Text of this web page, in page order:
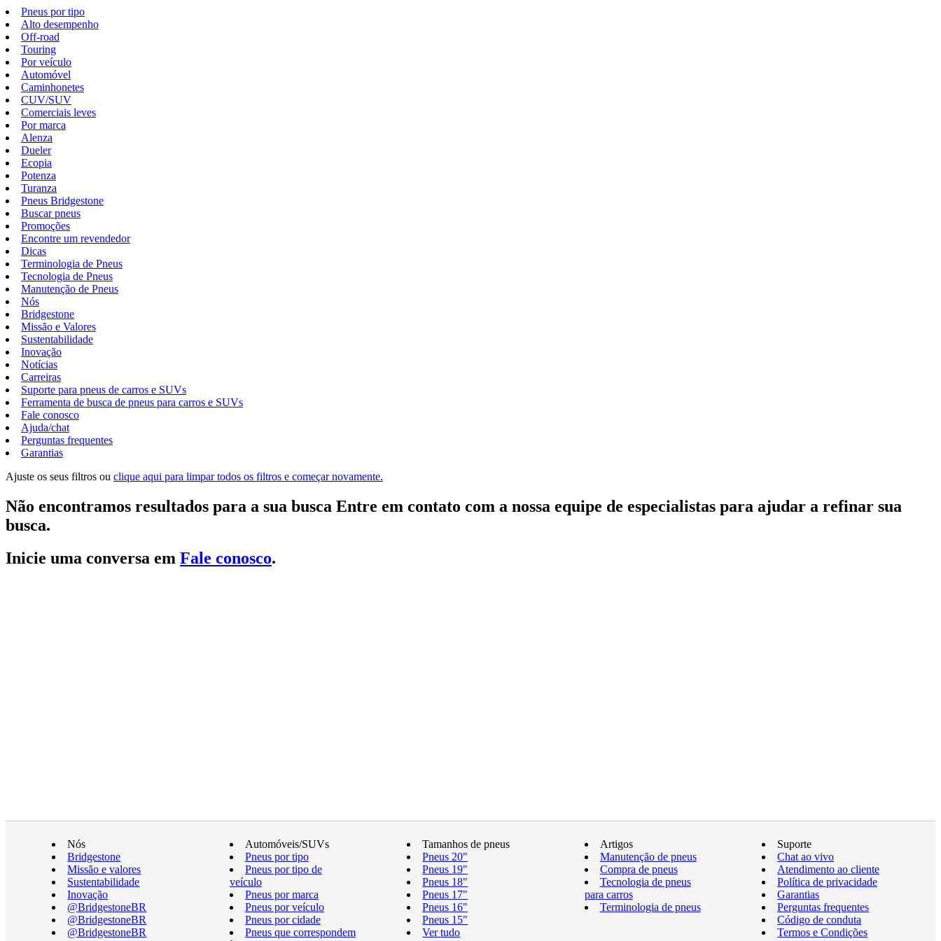
Pneus por tipo
Alto desempenho
Off-road
Touring
Por veículo
Automóvel
Caminhonetes
CUV/SUV
Comerciais leves
Por marca
Alenza
Dueler
Ecopia
Potenza
Turanza
Pneus Bridgestone
Buscar pneus
Promoções
Encontre um revendedor
Dicas
Terminologia de Pneus
Tecnologia de Pneus
Manutenção de Pneus
Nós
Bridgestone
Missão e Valores
Sustentabilidade
Inovação
Notícias
Carreiras
Suporte para pneus de carros e SUVs
Ferramenta de busca de pneus para carros e SUVs
Fale conosco
Ajuda/chat
Perguntas frequentes
Garantias
Ajuste os seus filtros ou clique aqui para limpar todos os filtros e começar novamente.
Não encontramos resultados para a sua busca Entre em contato com a nossa equipe de especialistas para ajudar a refinar sua
busca.
Inicie uma conversa em Fale conosco.
Nós
Bridgestone
Missão e valores
Sustentabilidade
Inovação
@BridgestoneBR
@BridgestoneBR
@BridgestoneBR
Automóveis/SUVs
Pneus por tipo
Pneus por tipo de
veículo
Pneus por marca
Pneus por veículo
Pneus por cidade
Pneus que correspondem
Tamanhos de pneus
Pneus 20"
Pneus 19"
Pneus 18"
Pneus 17"
Pneus 16"
Pneus 15"
Ver tudo
Artigos
Manutenção de pneus
Compra de pneus
Tecnologia de pneus
para carros
Terminologia de pneus
Suporte
Chat ao vivo
Atendimento ao cliente
Política de privacidade
Garantias
Perguntas frequentes
Código de conduta
Termos e Condições